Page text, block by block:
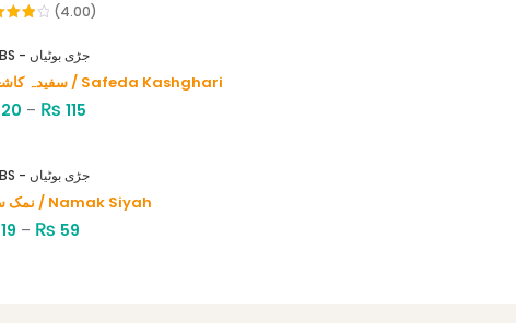
(4.00)
HERBS - جڑی بوٹیاں
سفیدہ کاشغری / Safeda Kashghari
20 – ₨ 115
HERBS - جڑی بوٹیاں
نمک سیاہ / Namak Siyah
19 – ₨ 59